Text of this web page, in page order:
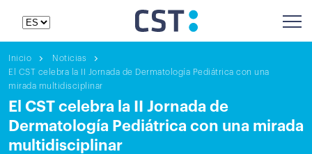
Inicio
Noticias
El CST celebra la II Jornada de Dermatología Pediátrica con una
mirada multidisciplinar
El CST celebra la II Jornada de
Dermatología Pediátrica con una mirada
multidisciplinar